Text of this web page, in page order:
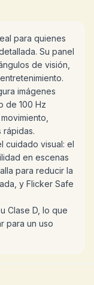
para quienes
Su panel
de visión,
imágenes
de 100 Hz
cuidado visual: el
en escenas
para reducir la
y Flicker Safe
Clase D, lo que
para un uso